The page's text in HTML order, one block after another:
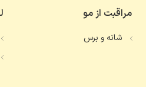
مراقبت از مو
شانه و برس